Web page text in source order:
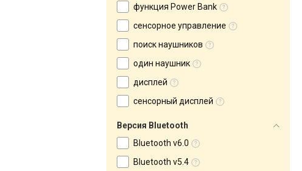
функция Power Bank
сенсорное управление
поиск наушников
один наушник
дисплей
сенсорный дисплей
Версия Bluetooth
Bluetooth v6.0
Bluetooth v5.4